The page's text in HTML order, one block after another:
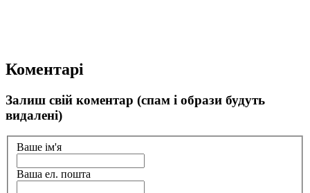
Коментарі
Залиш свій коментар (спам і образи будуть
видалені)
Ваше ім'я
Ваша ел. пошта